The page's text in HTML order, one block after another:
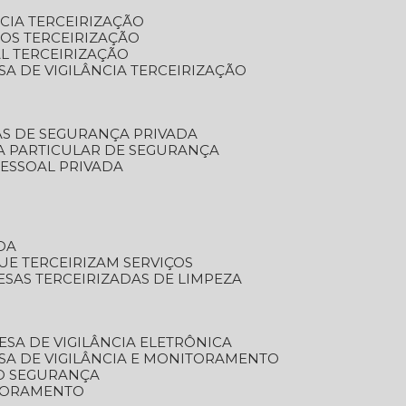
TERCEIRIZAÇÃO
TERCEIRIZAÇÃO
TERCEIRIZAÇÃO
DE VIGILÂNCIA TERCEIRIZAÇÃO
DE SEGURANÇA PRIVADA
PARTICULAR DE SEGURANÇA
PRIVADA
TERCEIRIZAM SERVIÇOS
TERCEIRIZADAS DE LIMPEZA
DE VIGILÂNCIA ELETRÔNICA
DE VIGILÂNCIA E MONITORAMENTO
SEGURANÇA